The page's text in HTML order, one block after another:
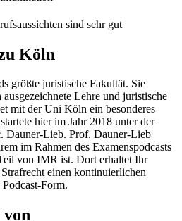
sind sehr gut
Köln
größte juristische Fakultät. Sie
Lehre und juristische
mit der Uni Köln ein besonderes
hier im Jahr 2018 unter der
Dauner-Lieb. Prof. Dauner-Lieb
im Rahmen des Examenspodcasts
von IMR ist. Dort erhaltet Ihr
einen kontinuierlichen
Form.
von